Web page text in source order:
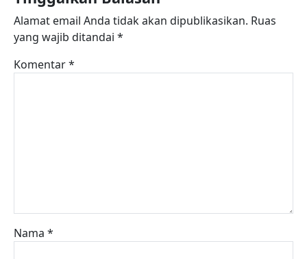
Alamat email Anda tidak akan dipublikasikan. Ruas
yang wajib ditandai *
Komentar*
Nama *